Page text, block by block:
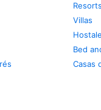
Resorts
Villas
Bed
Casas